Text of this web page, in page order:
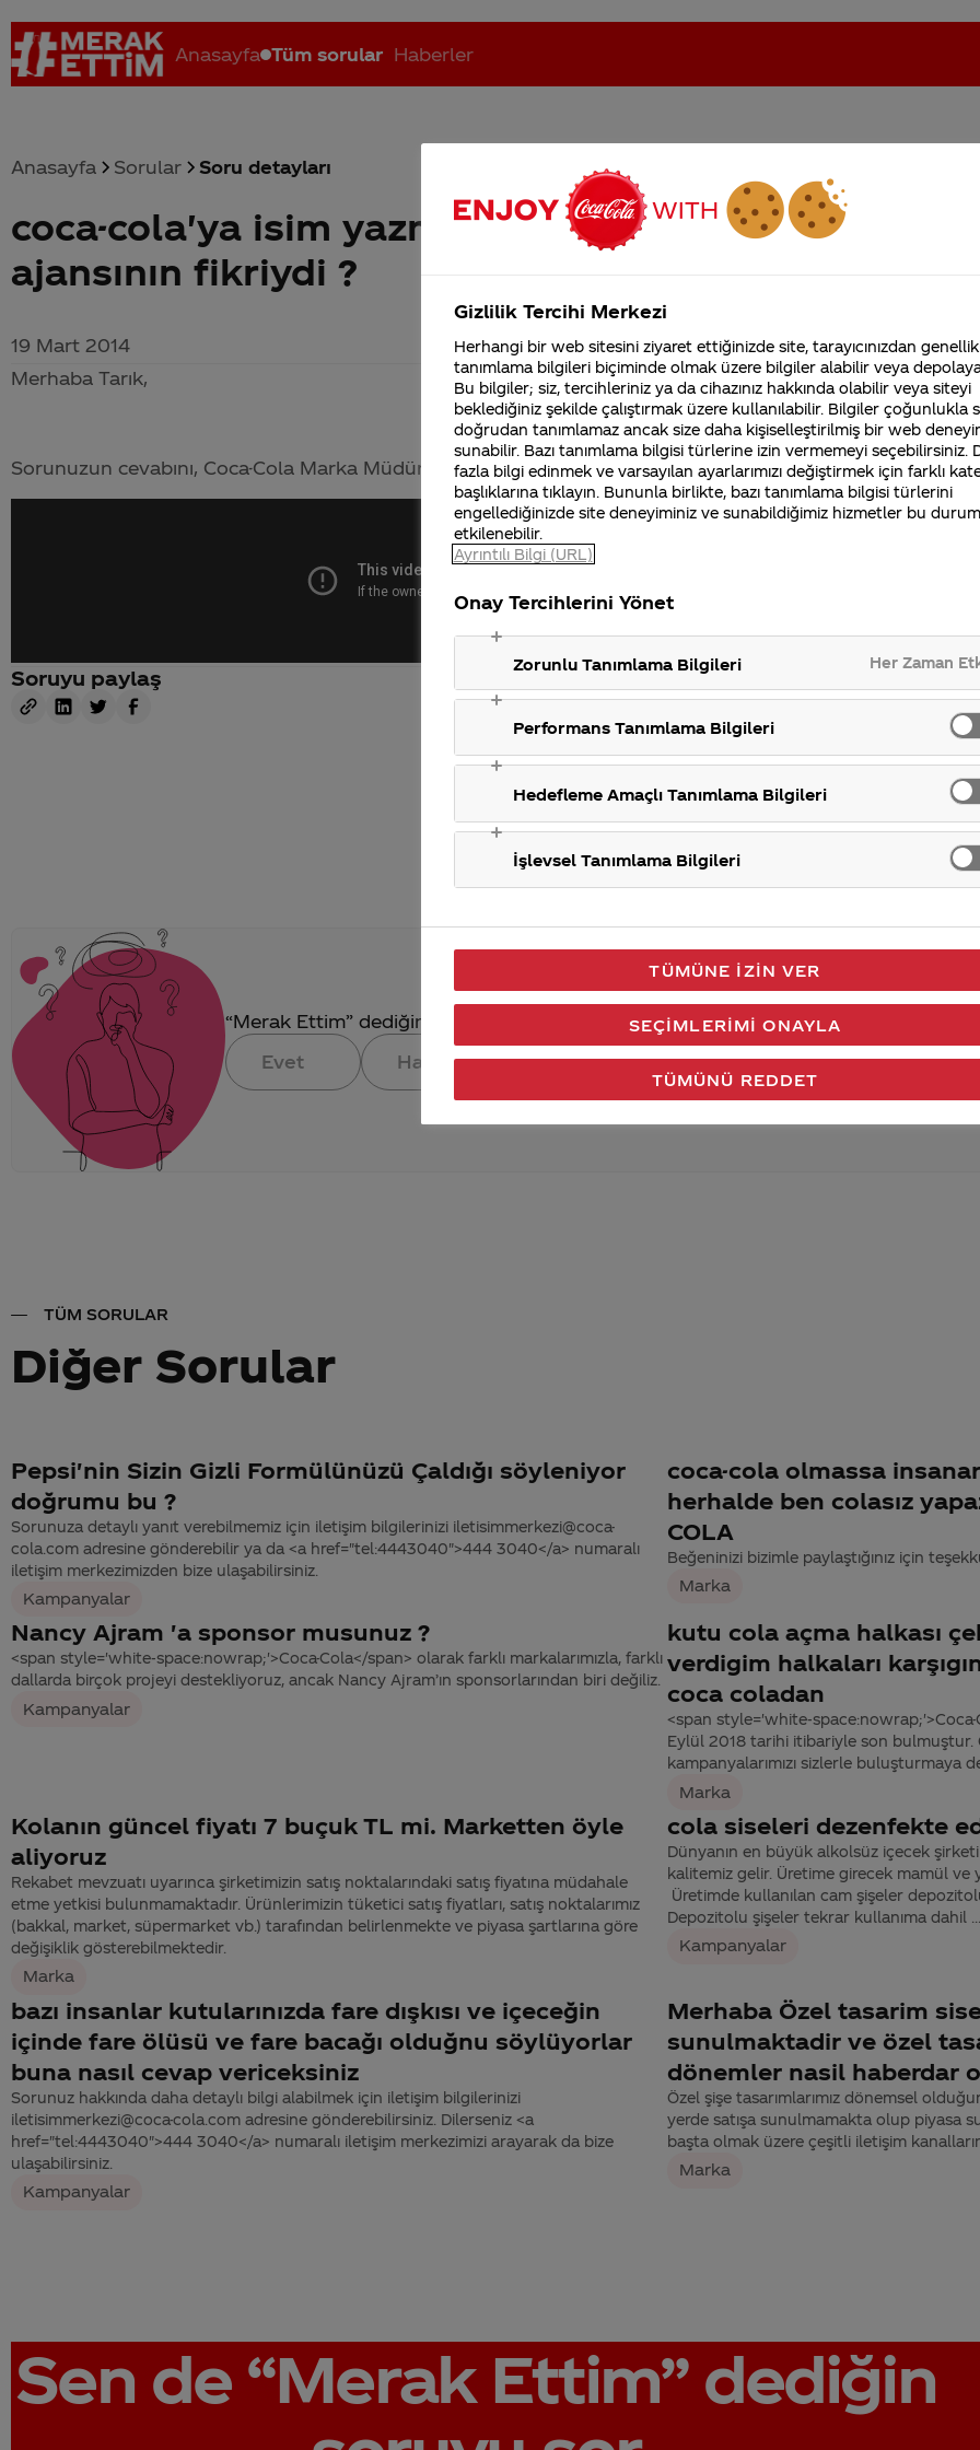
Anasayfa Tüm sorular Haberler
Coca-Cola nerenin malı? Coca cola İsrail malı mı Yani ... Coca-Cola'nın Filistin'de fabr... Coca-Cola’yı kim buldu?
Anasayfa Sorular Soru detayları
coca-cola'ya isim yazma kimin veya hangi reklam
ajansının fikriydi ?
19 Mart 2014
Merhaba Tarık,
Sorunuzun cevabını, Coca-Cola Marka Müdürü Yasemin Develioğlu’ndan dinleyebilirsiniz.
Soruyu paylaş
“Merak Ettim” dediğin konuya verdiğimiz cevap aklındaki soru işaretlerini giderdi
Evet
Hayır Gönder
TÜM SORULAR
Diğer Sorular
Pepsi'nin Sizin Gizli Formülünüzü Çaldığı söyleniyor
doğrumu bu ?
Sorunuza detaylı yanıt verebilmemiz için iletişim bilgilerinizi iletisimmerkezi@coca-
cola.com adresine gönderebilir ya da <a href="tel:4443040">444 3040</a> numaralı
iletişim merkezimizden bize ulaşabilirsiniz.
Kampanyalar
coca-cola olmassa
herhalde ben colasız
COLA
Beğeninizi bizimle paylaştığınız için
Marka
Nancy Ajram 'a sponsor musunuz ?
<span style='white-space:nowrap;'>Coca-Cola</span> olarak farklı markalarımızla, farklı
dallarda birçok projeyi destekliyoruz, ancak Nancy Ajram’ın sponsorlarından biri değiliz.
Kampanyalar
kutu cola açma halkası
verdigim halkaları
coca coladan
<span style='white-
Eylül 2018 tarihi itibariyle son bulmuştur.
kampanyalarımızı sizlerle buluşturmaya
Marka
Kolanın güncel fiyatı 7 buçuk TL mi. Marketten öyle
aliyoruz
Rekabet mevzuatı uyarınca şirketimizin satış noktalarındaki satış fiyatına müdahale
etme yetkisi bulunmamaktadır. Ürünlerimizin tüketici satış fiyatları, satış noktalarımız
(bakkal, market, süpermarket vb.) tarafından belirlenmekte ve piyasa şartlarına göre
değişiklik gösterebilmektedir.
Marka
cola siseleri dezenfekte
Dünyanın en büyük alkolsüz içecek
kalitemiz gelir. Üretime girecek mamül
Üretimde kullanılan cam şişeler
Depozitolu şişeler tekrar kullanıma dahil ...
Kampanyalar
bazı insanlar kutularınızda fare dışkısı ve içeceğin
içinde fare ölüsü ve fare bacağı olduğnu söylüyorlar
buna nasıl cevap vericeksiniz
Sorunuz hakkında daha detaylı bilgi alabilmek için iletişim bilgilerinizi
iletisimmerkezi@coca-cola.com adresine gönderebilirsiniz. Dilerseniz <a
href="tel:4443040">444 3040</a> numaralı iletişim merkezimizi arayarak da bize
ulaşabilirsiniz.
Kampanyalar
Merhaba Özel tasarim
sunulmaktadir ve özel
dönemler nasil haberdar
Özel şişe tasarımlarımız dönemsel
yerde satışa sunulmamakta olup piyasa
başta olmak üzere çeşitli iletişim
Marka
Sen de “Merak Ettim”dediğin
Coca-Cola Şirketi
merak ettikleriniz.
Fabrikalarımız,
sertifikalarımız, faaliyet
gösterdiğimiz ülkeler,
tarihçemiz ve daha
Gizlilik Tercihi Merkezi
Herhangi bir web sitesini ziyaret ettiğinizde site, tarayıcınızdan
tanımlama bilgileri biçiminde olmak üzere bilgiler alabilir veya
Bu bilgiler; siz, tercihleriniz ya da cihazınız hakkında olabilir veya siteyi
beklediğiniz şekilde çalıştırmak üzere kullanılabilir. Bilgiler çoğunlukla
doğrudan tanımlamaz ancak size daha kişiselleştirilmiş bir web
sunabilir. Bazı tanımlama bilgisi türlerine izin vermemeyi seçebilirsiniz.
fazla bilgi edinmek ve varsayılan ayarlarımızı değiştirmek için farklı
başlıklarına tıklayın. Bununla birlikte, bazı tanımlama bilgisi türlerini
engellediğinizde site deneyiminiz ve sunabildiğimiz hizmetler bu
etkilenebilir.
Ayrıntılı Bilgi (URL)
Onay Tercihlerini Yönet
Zorunlu Tanımlama Bilgileri Her Zaman
Performans Tanımlama Bilgileri
Hedefleme Amaçlı Tanımlama Bilgileri
İşlevsel Tanımlama Bilgileri
TÜMÜNE İZIN VER
TÜMÜNÜ REDDET
SEÇIMLERIMI ONAYLA